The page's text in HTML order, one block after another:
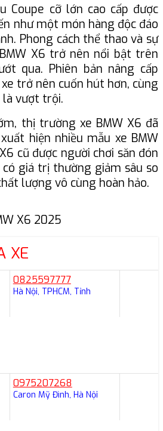
Coupe cỡ lớn cao cấp được
như một món hàng độc đáo
Phong cách thể thao và sự
X6 trở nên nổi bật trên
qua. Phiên bản nâng cấp
trở nên cuốn hút hơn, cùng
là vượt trội.
thị trường xe BMW X6 đã
hiện nhiều mẫu xe BMW
cũ được người chơi săn đón
có giá trị thường giảm sâu so
lượng vô cùng hoàn hảo.
X6 2025
XE
0825597777
Hà Nội, TPHCM, Tỉnh
0975207268
Caron Mỹ Đình, Hà Nội